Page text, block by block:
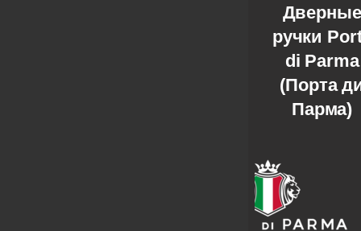
Дверные
ручки
di Parma
(Порта
Парма)